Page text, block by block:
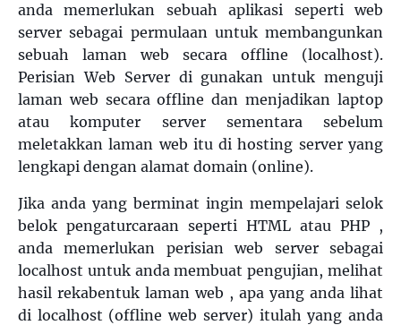
anda memerlukan sebuah aplikasi seperti web
server sebagai permulaan untuk membangunkan
sebuah laman web secara offline (localhost).
Perisian Web Server di gunakan untuk menguji
laman web secara offline dan menjadikan laptop
atau komputer server sementara sebelum
meletakkan laman web itu di hosting server yang
lengkapi dengan alamat domain (online).
Jika anda yang berminat ingin mempelajari selok
belok pengaturcaraan seperti HTML atau PHP ,
anda memerlukan perisian web server sebagai
localhost untuk anda membuat pengujian, melihat
hasil rekabentuk laman web , apa yang anda lihat
di localhost (offline web server) itulah yang anda